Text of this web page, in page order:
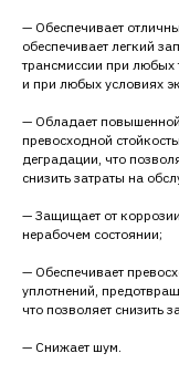
— Обеспечивает
обеспечивает легкий
трансмиссии при
и при любых условиях
— Обладает повышенной
превосходной
деградации, что
снизить затраты на
— Защищает от
нерабочем состоянии;
— Обеспечивает
уплотнений,
что позволяет снизить
— Снижает шум.